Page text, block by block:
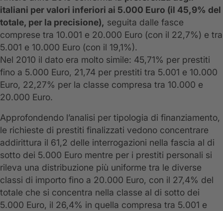
italiani per valori inferiori ai 5.000 Euro (il 45,9% del
totale, per la precisione), seguita dalle fasce
comprese tra 10.001 e 20.000 Euro (con il 22,7%) e tra
5.001 e 10.000 Euro (con il 19,1%).
Nel 2010 il dato era molto simile: 45,71% per prestiti
fino a 5.000 Euro, 21,74 per prestiti tra 5.001 e 10.000
Euro, 22,27% per la classe compresa tra 10.000 e
20.000 Euro.
Approfondendo l’analisi per tipologia di finanziamento,
le richieste di prestiti finalizzati vedono concentrare
addirittura il 61,2 delle interrogazioni nella fascia al di
sotto dei 5.000 Euro mentre per i prestiti personali si
rileva una distribuzione più uniforme tra le diverse
classi di importo fino a 20.000 Euro, con il 27,4% del
totale che si concentra nella classe al di sotto dei
5.000 Euro, il 26,4% in quella compresa tra 5.001 e